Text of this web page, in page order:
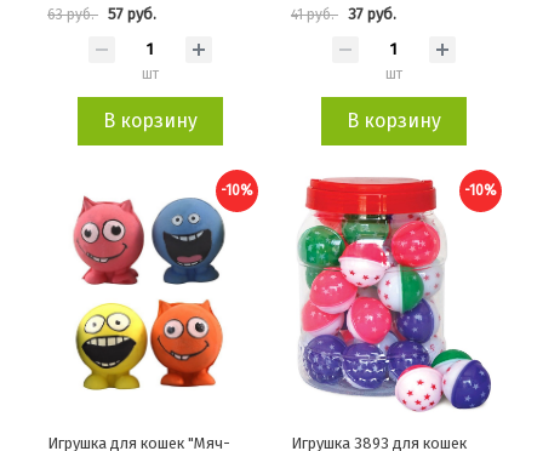
63 руб. 57 руб.
шт
В корзину
41 руб. 37 руб.
шт
В корзину
-10%
Игрушка для кошек "Мяч-
-10%
Игрушка 3893 для кошек